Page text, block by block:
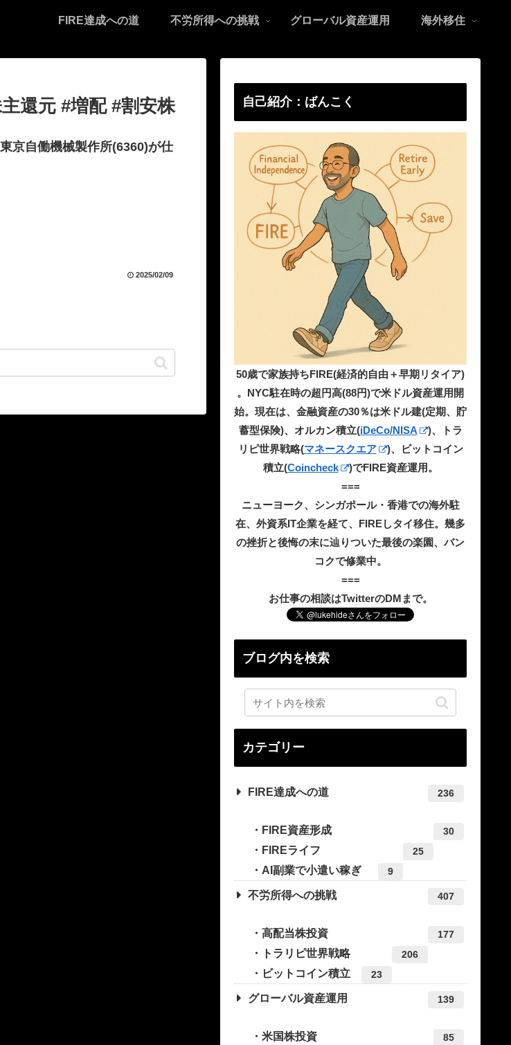
FIRE達成への道 不労所得への挑戦 グローバル資産運用 海外移住
還元 #増配 #割安株
京自働機械製作所(6360)が仕
2025/02/09
自己紹介：ばんこく
50歳で家族持ちFIRE(経済的自由＋早期リタイア)
。NYC駐在時の超円高(88円)で米ドル資産運用開
始。現在は、金融資産の30％は米ドル建(定期、貯
蓄型保険)、オルカン積立(iDeCo/NISA
)、トラ
リピ世界戦略(マネースクエア
)、ビットコイン
積立(Coincheck
)でFIRE資産運用。
===
ニューヨーク、シンガポール・香港での海外駐
在、外資系IT企業を経て、FIREしタイ移住。幾多
の挫折と後悔の末に辿りついた最後の楽園、バン
コクで修業中。
===
お仕事の相談はTwitterのDMまで。
ブログ内を検索
カテゴリー
FIRE達成への道 236
FIRE資産形成 30
FIREライフ 25
AI副業で小遣い稼ぎ 9
不労所得への挑戦 407
高配当株投資 177
トラリピ世界戦略 206
ビットコイン積立 23
グローバル資産運用 139
米国株投資 85